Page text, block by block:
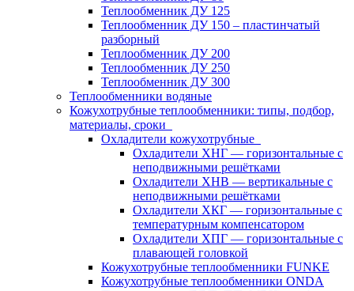
Теплообменник ДУ 125
Теплообменник ДУ 150 – пластинчатый
разборный
Теплообменник ДУ 200
Теплообменник ДУ 250
Теплообменник ДУ 300
Теплообменники водяные
Кожухотрубные теплообменники: типы, подбор,
материалы, сроки
Охладители кожухотрубные
Охладители ХНГ — горизонтальные с
неподвижными решётками
Охладители ХНВ — вертикальные с
неподвижными решётками
Охладители ХКГ — горизонтальные с
температурным компенсатором
Охладители ХПГ — горизонтальные с
плавающей головкой
Кожухотрубные теплообменники FUNKE
Кожухотрубные теплообменники ONDA